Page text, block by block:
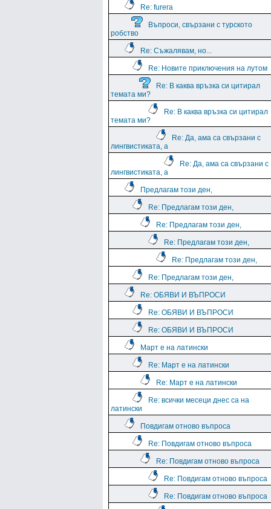
Re: furera
Въпроси, свързани с турското
робство
Re: Съжалявам, но...
Re: Новите приключения на лутом
Re: В каква връзка си цитирал
темата ми?
Re: В каква връзка си цитирал
темата ми?
Re: Да, ама са свързани с
лингвистиката, а
Re: Да, ама са свързани с
лингвистиката, а
Предлагам този ден,
Re: Предлагам този ден,
Re: Предлагам този ден,
Re: Предлагам този ден,
Re: Предлагам този ден,
Re: Предлагам този ден,
Re: ОБЯВИ И ВЪПРОСИ
Re: ОБЯВИ И ВЪПРОСИ
Re: ОБЯВИ И ВЪПРОСИ
Март е на латински
Re: Март е на латински
Re: Март е на латински
Re: всички месеци днес са на
латински
Повдигам отново въпроса
Re: Повдигам отново въпроса
Re: Повдигам отново въпроса
Re: Повдигам отново въпроса
Re: Повдигам отново въпроса